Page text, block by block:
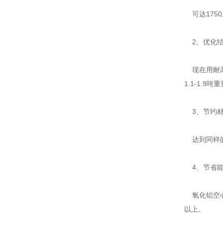
可达1750
2、优化
现在用耐
1.1-1.9吨重
3、节约
达到同样
4、节省
氧化铝空
以上。